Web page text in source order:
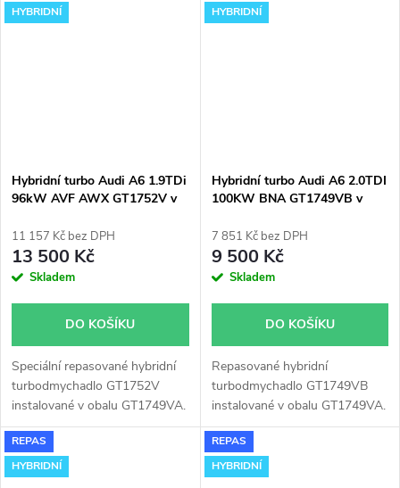
např. chiptuning. Pro vůz Audi
HYBRIDNÍ
Hybridní turbo Audi A6 1.9TDi
96kW AVF AWX GT1752V v
11 157 Kč bez DPH
13 500 Kč
Skladem
DO KOŠÍKU
Speciální repasované hybridní
turbodmychadlo GT1752V
instalované v obalu GT1749VA.
Vhodné zejména k
výkonnostním úpravám jako
např. chiptuning. Pro vůz Audi
HYBRIDNÍ
Hybridní turbo Audi A6 2.0TDI
100KW BNA GT1749VB v
7 851 Kč bez DPH
9 500 Kč
Skladem
DO KOŠÍKU
Repasované hybridní
turbodmychadlo GT1749VB
instalované v obalu GT1749VA.
Vhodné zejména k
výkonnostním úpravám jako
např. chiptuning. Pro vůz Audi
REPAS
HYBRIDNÍ
REPAS
HYBRIDNÍ